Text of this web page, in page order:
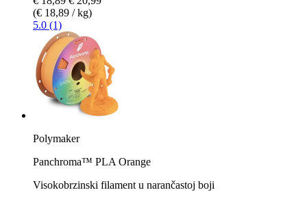
(€ 18,89 / kg)
5.0 (1)
Polymaker
Panchroma™ PLA Orange
Visokobrzinski filament u narančastoj boji